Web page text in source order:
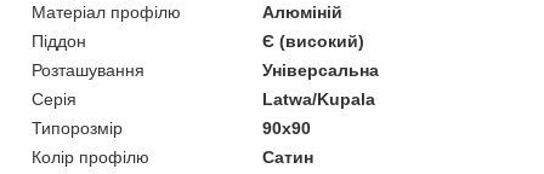
Матеріал профілю
Алюміній
Піддон
Є (високий)
Розташування
Універсальна
Серія
Latwa/Kupala
Типорозмір
90x90
Колір профілю
Сатин